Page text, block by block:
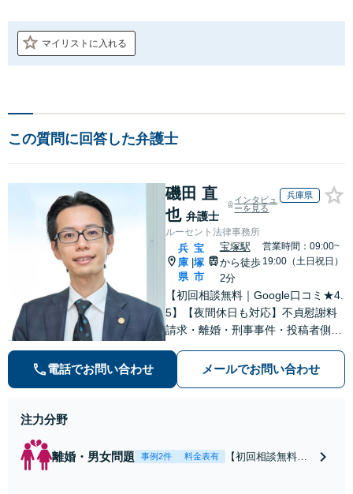
マイリストに入れる
この質問に回答した弁護士
磯田 直
也 弁護士
インタビュ
ーを見る
兵庫県
ルーセント法律事務所
兵
庫
県
宝
塚
市
宝塚駅
から徒歩
2分
営業時間：09:00~
19:00（土日祝日）
【初回相談無料｜Google口コミ★4.
5】【夜間休日も対応】不貞慰謝料
請求・離婚・刑事事件・投稿者側発
数。オーダーメイドのサービスで問
題解決や事業の推進を強力にサポー
電話でお問い合わせ メールでお問い合わせ
注力分野
離婚・男女問題 事例2件 料金表有
【初回相談無料・